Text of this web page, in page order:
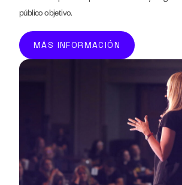
público objetivo.
MÁS INFORMACIÓN